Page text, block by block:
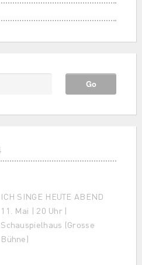
ICH SINGE HEUTE ABEND
11. Mai | 20 Uhr |
Schauspielhaus (Grosse
Bühne)